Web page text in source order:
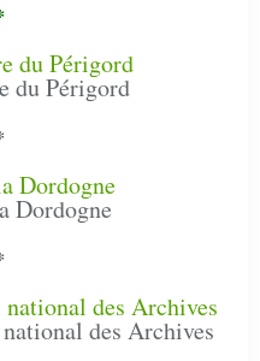
du Périgord
Dordogne
des Archives